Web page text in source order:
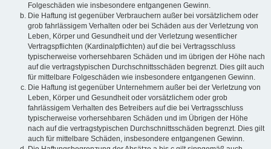
Folgeschäden wie insbesondere entgangenen Gewinn.
Die Haftung ist gegenüber Verbrauchern außer bei vorsätzlichem oder
grob fahrlässigem Verhalten oder bei Schäden aus der Verletzung von
Leben, Körper und Gesundheit und der Verletzung wesentlicher
Vertragspflichten (Kardinalpflichten) auf die bei Vertragsschluss
typischerweise vorhersehbaren Schäden und im übrigen der Höhe nach
auf die vertragstypischen Durchschnittsschäden begrenzt. Dies gilt auch
für mittelbare Folgeschäden wie insbesondere entgangenen Gewinn.
Die Haftung ist gegenüber Unternehmern außer bei der Verletzung von
Leben, Körper und Gesundheit oder vorsätzlichem oder grob
fahrlässigem Verhalten des Betreibers auf die bei Vertragsschluss
typischerweise vorhersehbaren Schäden und im Übrigen der Höhe
nach auf die vertragstypischen Durchschnittsschäden begrenzt. Dies gilt
auch für mittelbare Schäden, insbesondere entgangenen Gewinn.